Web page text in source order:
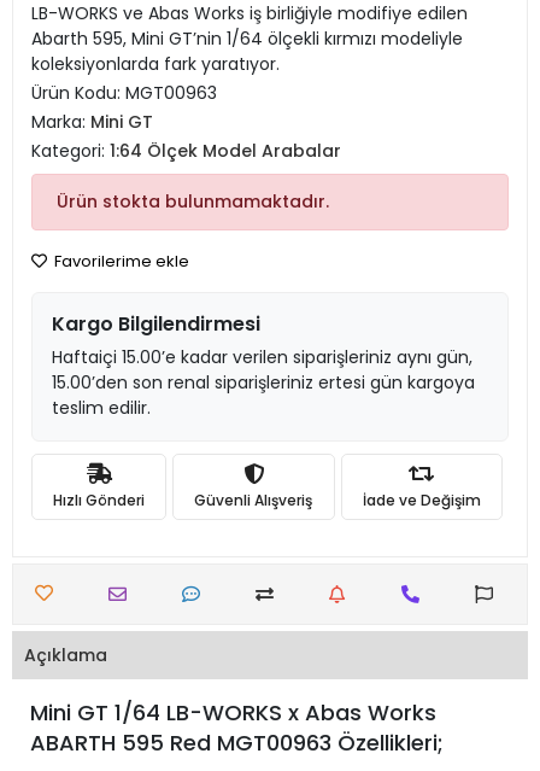
LB-WORKS ve Abas Works iş birliğiyle modifiye edilen
Abarth 595, Mini GT’nin 1/64 ölçekli kırmızı modeliyle
koleksiyonlarda fark yaratıyor.
Ürün Kodu: MGT00963
Marka: Mini GT
Kategori: 1:64 Ölçek Model Arabalar
Ürün stokta bulunmamaktadır.
Favorilerime ekle
Kargo Bilgilendirmesi
Haftaiçi 15.00’e kadar verilen siparişleriniz aynı gün,
15.00’den son renal siparişleriniz ertesi gün kargoya
teslim edilir.
Hızlı Gönderi Güvenli Alışveriş İade ve Değişim
Açıklama
Mini GT 1/64 LB-WORKS x Abas Works
ABARTH 595 Red MGT00963 Özellikleri;